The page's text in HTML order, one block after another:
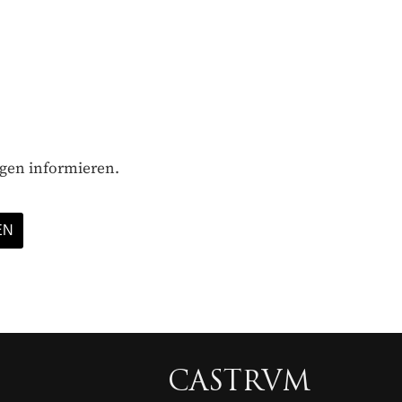
informieren.
CASTRVM